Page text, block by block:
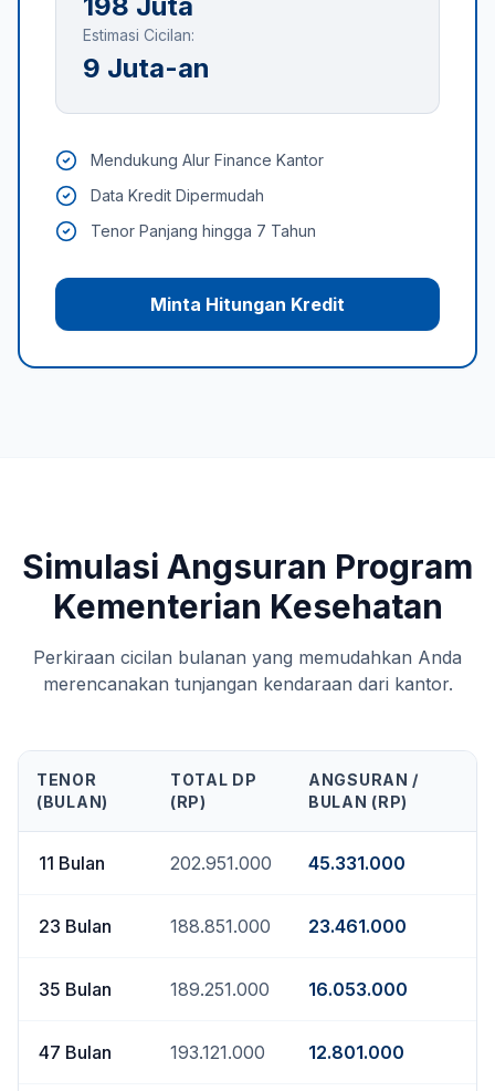
Estimasi Cicilan:
9 Juta-an
Mendukung Alur Finance Kantor
Data Kredit Dipermudah
Tenor Panjang hingga 7 Tahun
Minta Hitungan Kredit
Simulasi Angsuran Program
Kementerian Kesehatan
Perkiraan cicilan bulanan yang memudahkan Anda
merencanakan tunjangan kendaraan dari kantor.
TENOR
(BULAN)
TOTAL DP
(RP)
ANGSURAN /
BULAN (RP)
11 Bulan 202.951.000 45.331.000
23 Bulan 188.851.000 23.461.000
35 Bulan 189.251.000 16.053.000
47 Bulan 193.121.000 12.801.000